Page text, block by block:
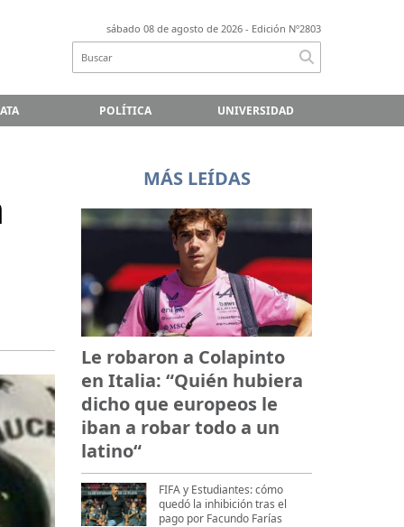
sábado 08 de agosto de 2026 - Edición Nº2803
POLÍTICA UNIVERSIDAD
MÁS LEÍDAS
Le robaron a Colapinto
en Italia: “Quién hubiera
dicho que europeos le
iban a robar todo a un
latino“
FIFA y Estudiantes: cómo
quedó la inhibición tras el
pago por Facundo Farías